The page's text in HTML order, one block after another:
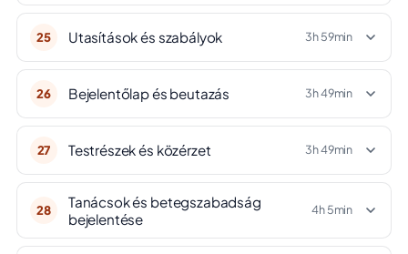
25 Utasítások és szabályok 3h 59min
26 Bejelentőlap és beutazás 3h 49min
27 Testrészek és közérzet 3h 49min
28
Tanácsok és betegszabadság
bejelentése
4h 5min